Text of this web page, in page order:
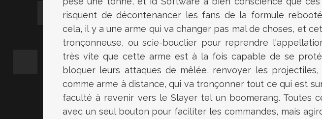
risquent de décontenancer les fans de la formule
cela, il y a une arme qui va changer pas mal de choses, et
tronçonneuse, ou scie-bouclier pour reprendre
très vite que cette arme est à la fois capable de se
bloquer leurs attaques de mêlée, renvoyer les projectiles,
comme arme à distance, qui va tronçonner tout ce qui est
faculté à revenir vers le Slayer tel un boomerang. Toutes
avec un seul bouton pour faciliter les commandes, mais